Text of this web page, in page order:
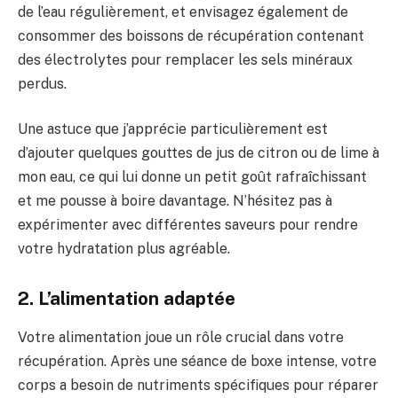
de l’eau régulièrement, et envisagez également de
consommer des boissons de récupération contenant
des électrolytes pour remplacer les sels minéraux
perdus.
Une astuce que j’apprécie particulièrement est
d’ajouter quelques gouttes de jus de citron ou de lime à
mon eau, ce qui lui donne un petit goût rafraîchissant
et me pousse à boire davantage. N’hésitez pas à
expérimenter avec différentes saveurs pour rendre
votre hydratation plus agréable.
2. L’alimentation adaptée
Votre alimentation joue un rôle crucial dans votre
récupération. Après une séance de boxe intense, votre
corps a besoin de nutriments spécifiques pour réparer